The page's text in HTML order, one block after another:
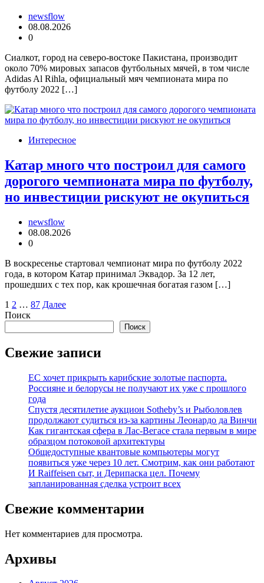
newsflow
08.08.2026
0
Сиалкот, город на северо-востоке Пакистана, производит
около 70% мировых запасов футбольных мячей, в том числе
Adidas Al Rihla, официальный мяч чемпионата мира по
футболу 2022 […]
Интересное
Катар много что построил для самого
дорогого чемпионата мира по футболу,
но инвестиции рискуют не окупиться
newsflow
08.08.2026
0
В воскресенье стартовал чемпионат мира по футболу 2022
года, в котором Катар принимал Эквадор. За 12 лет,
прошедших с тех пор, как крошечная богатая газом […]
Пагинация
записей
1 2 … 87 Далее
Поиск
Поиск
Свежие записи
ЕС хочет прикрыть карибские золотые паспорта.
Россияне и белорусы не получают их уже с прошлого
года
Спустя десятилетие аукцион Sotheby’s и Рыболовлев
продолжают судиться из-за картины Леонардо да Винчи
Как гигантская сфера в Лас-Вегасе стала первым в мире
образцом потоковой архитектуры
Общедоступные квантовые компьютеры могут
появиться уже через 10 лет. Смотрим, как они работают
И Raiffeisen сыт, и Дерипаска цел. Почему
запланированная сделка устроит всех
Свежие комментарии
Нет комментариев для просмотра.
Архивы